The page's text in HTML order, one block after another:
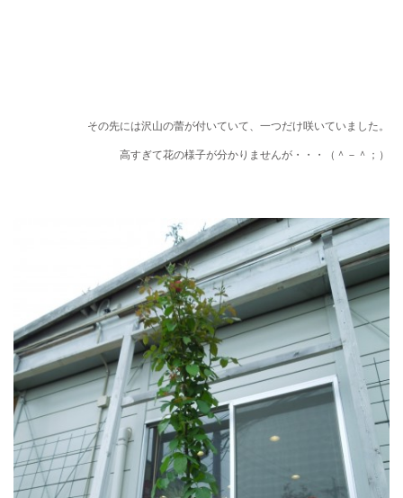
その先には沢山の蕾が付いていて、一つだけ咲いていました。
高すぎて花の様子が分かりませんが・・・（＾－＾；）